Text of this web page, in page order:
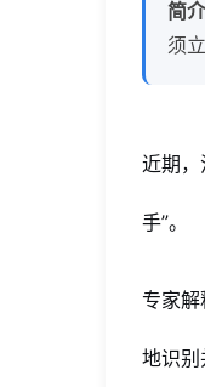
简介
须
近期
手”。
专家解
地识别